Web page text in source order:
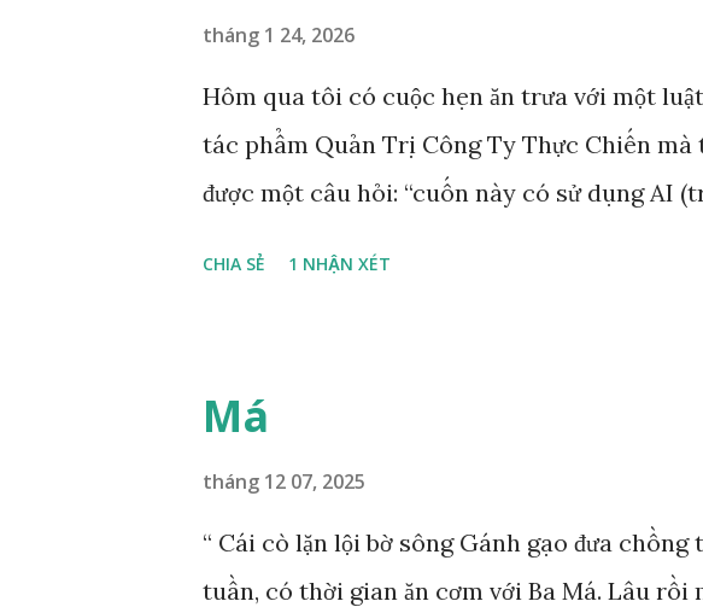
tháng 1 24, 2026
Hôm qua tôi có cuộc hẹn ăn trưa với một
tác phẩm Quản Trị Công Ty Thực Chiến mà
được một câu hỏi: “cuốn này có sử dụng AI
CHIA SẺ 1 NHẬN XÉT
Má
tháng 12 07, 2025
“ Cái cò lặn lội bờ sông Gánh gạo đưa
tuần, có thời gian ăn cơm với Ba Má. Lâu